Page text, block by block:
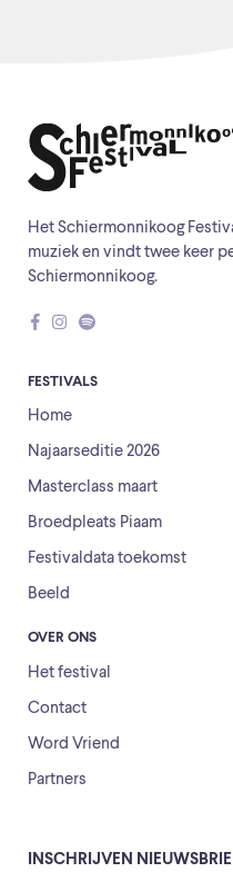
Het Schiermonnikoog
muziek en vindt twee keer
Schiermonnikoog.
FESTIVALS
Home
Najaarseditie 2026
Masterclass maart
Broedpleats Piaam
Festivaldata toekomst
Beeld
OVER ONS
Het festival
Contact
Word Vriend
Partners
INSCHRIJVEN